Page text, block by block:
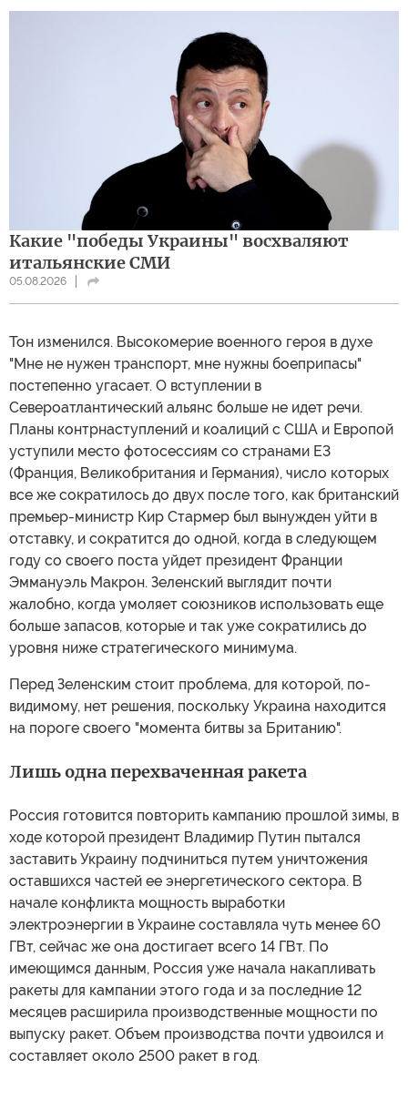
Какие "победы Украины" восхваляют
итальянские СМИ
05.08.2026
Тон изменился. Высокомерие военного героя в духе
"Мне не нужен транспорт, мне нужны боеприпасы"
постепенно угасает. О вступлении в
Североатлантический альянс больше не идет речи.
Планы контрнаступлений и коалиций с США и Европой
уступили место фотосессиям со странами Е3
(Франция, Великобритания и Германия), число которых
все же сократилось до двух после того, как британский
премьер-министр Кир Стармер был вынужден уйти в
отставку, и сократится до одной, когда в следующем
году со своего поста уйдет президент Франции
Эммануэль Макрон. Зеленский выглядит почти
жалобно, когда умоляет союзников использовать еще
больше запасов, которые и так уже сократились до
уровня ниже стратегического минимума.
Перед Зеленским стоит проблема, для которой, по-
видимому, нет решения, поскольку Украина находится
на пороге своего "момента битвы за Британию".
Лишь одна перехваченная ракета
Россия готовится повторить кампанию прошлой зимы, в
ходе которой президент Владимир Путин пытался
заставить Украину подчиниться путем уничтожения
оставшихся частей ее энергетического сектора. В
начале конфликта мощность выработки
электроэнергии в Украине составляла чуть менее 60
ГВт, сейчас же она достигает всего 14 ГВт. По
имеющимся данным, Россия уже начала накапливать
ракеты для кампании этого года и за последние 12
месяцев расширила производственные мощности по
выпуску ракет. Объем производства почти удвоился и
составляет около 2500 ракет в год.